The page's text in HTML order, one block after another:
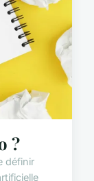
?
définir